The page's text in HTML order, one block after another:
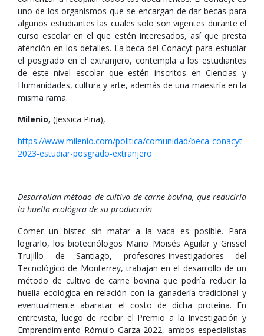
uno de los organismos que se encargan de dar becas para
algunos estudiantes las cuales solo son vigentes durante el
curso escolar en el que estén interesados, así que presta
atención en los detalles. La beca del Conacyt para estudiar
el posgrado en el extranjero, contempla a los estudiantes
de este nivel escolar que estén inscritos en Ciencias y
Humanidades, cultura y arte, además de una maestría en la
misma rama.
Milenio, (Jessica Piña),
https://www.milenio.com/politica/comunidad/beca-conacyt-
2023-estudiar-posgrado-extranjero
Desarrollan método de cultivo de carne bovina, que reduciría
la huella ecológica de su producción
Comer un bistec sin matar a la vaca es posible. Para
lograrlo, los biotecnólogos Mario Moisés Aguilar y Grissel
Trujillo de Santiago, profesores-investigadores del
Tecnológico de Monterrey, trabajan en el desarrollo de un
método de cultivo de carne bovina que podría reducir la
huella ecológica en relación con la ganadería tradicional y
eventualmente abaratar el costo de dicha proteína. En
entrevista, luego de recibir el Premio a la Investigación y
Emprendimiento Rómulo Garza 2022, ambos especialistas